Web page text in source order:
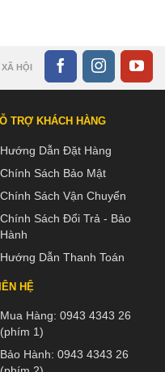
HỘI
TRỢ KHÁCH HÀNG
Hướng Dẫn Đặt Hàng
Chính Sách Bảo Mật
Chính Sách Vận Chuyển
Chính Sách Đổi Trả - Bảo
Hành
Hướng Dẫn Thanh Toán
HỆ
Mua Hàng: 0943 4343 26
(phím 1)
Bảo Hành: 0943 4343 26